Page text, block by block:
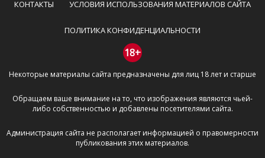
КОНТАКТЫ УСЛОВИЯ ИСПОЛЬЗОВАНИЯ МАТЕРИАЛОВ САЙТА
ПОЛИТИКА КОНФИДЕНЦИАЛЬНОСТИ
18+
Некоторые материалы сайта предназначены для лиц 18 лет и старше
Обращаем ваше внимание на то, что изображения являются чьей-
либо собственностью и добавлены посетителями сайта.
Администрация сайта не располагает информацией о правомерности
публикования этих материалов.